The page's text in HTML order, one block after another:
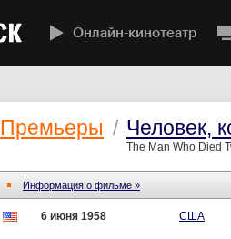
Онлайн-кинотеатр
Премьеры / Человек,
The Man Who Died
Информация о фильме »
6 июня 1958 США